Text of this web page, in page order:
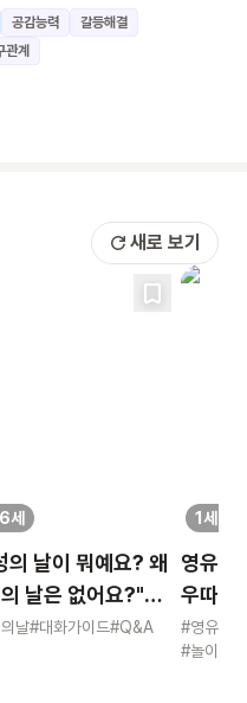
공감능력
갈등해결
관계
새로 보기
세
의 날이 뭐예요? 왜
날은 없어요?"
린이에게 이렇게
날#대화가이드#Q&A
1세~초
영유
우따따
영유아
#영유아
#놀이